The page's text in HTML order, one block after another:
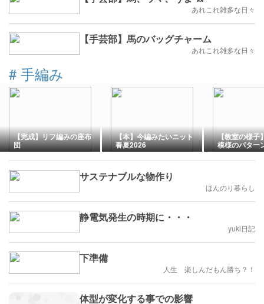
あれこれ雑多な日々
【手芸部】馬のバッグチャーム
あれこれ雑多な日々
# 手編み
【完成】リフ編みの座布
団
【本】今編みたいニット
春夏2026
【教室の様子
模様のパター
サステナブルな物作り
ほんのり暮らし
静電気発生の時期に・・・
yuki日記
下準備
人生 楽しんだもん勝ち？！
体型が変化する事での影響